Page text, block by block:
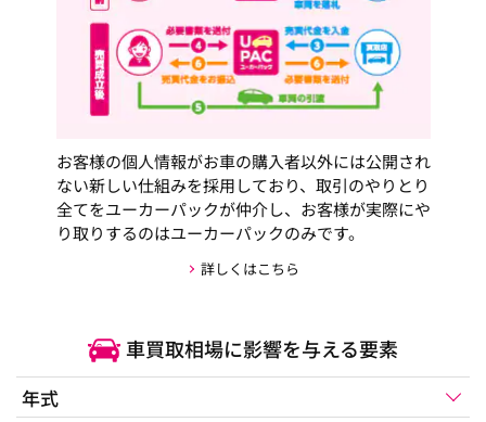
お客様の個人情報がお車の購入者以外には公開され
ない新しい仕組みを採用しており、取引のやりとり
全てをユーカーパックが仲介し、お客様が実際にや
り取りするのはユーカーパックのみです。
詳しくはこちら
車買取相場に影響を与える要素
年式